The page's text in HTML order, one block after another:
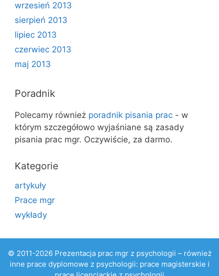
wrzesień 2013
sierpień 2013
lipiec 2013
czerwiec 2013
maj 2013
Poradnik
Polecamy również poradnik pisania prac - w
którym szczegółowo wyjaśniane są zasady
pisania prac mgr. Oczywiście, za darmo.
Kategorie
artykuły
Prace mgr
wykłady
© 2011-2026 Prezentacja prac mgr z psychologii – również
inne prace dyplomowe z psychologii: prace magisterskie i